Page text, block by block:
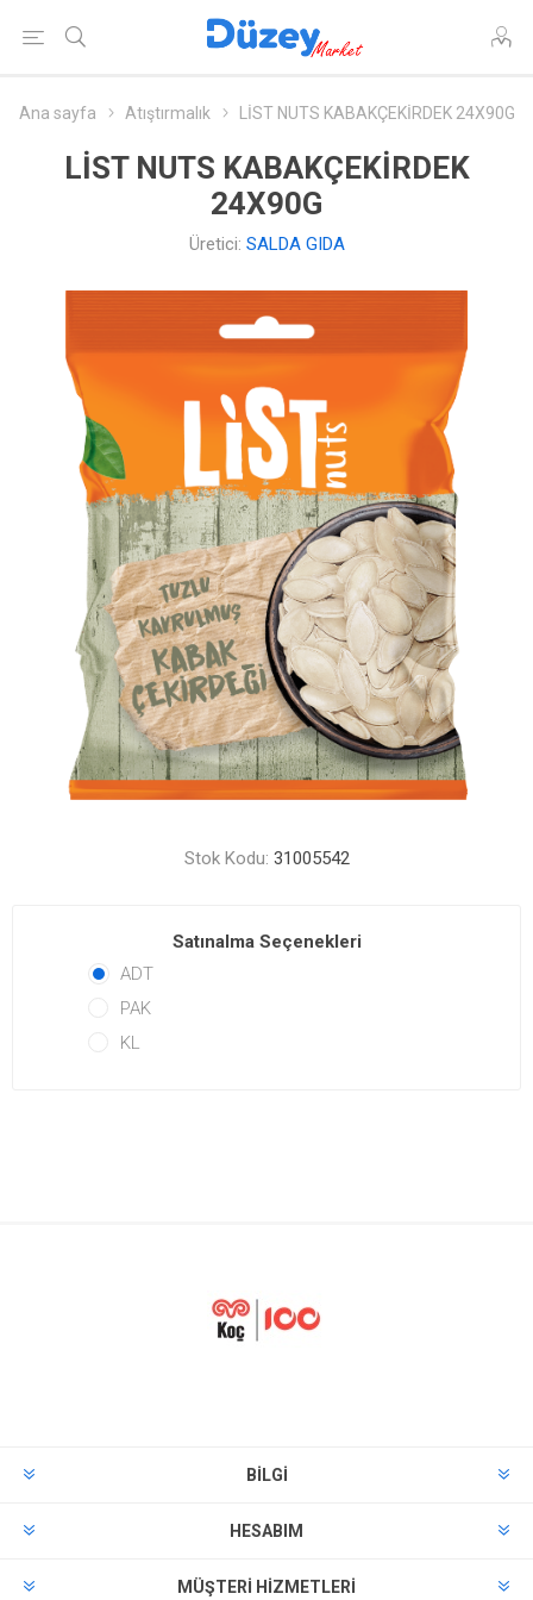
Ana sayfa Atıştırmalık LİST NUTS KABAKÇEKİRDEK 24X90G
LİST NUTS KABAKÇEKİRDEK
24X90G
Üretici: SALDA GIDA
Stok Kodu: 31005542
Satınalma Seçenekleri
ADT
PAK
KL
BILGI
HESABIM
MÜŞTERI HIZMETLERI